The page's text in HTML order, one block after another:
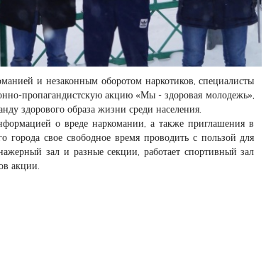
и незаконным оборотом наркотиков, специалисты
пропагандистскую акцию «Мы - здоровая молодежь»,
здорового образа жизни среди населения.
о вреде наркомании, а также приглашения в
свое свободное время проводить с пользой для
зал и разные секции, работает спортивный зал
акции.